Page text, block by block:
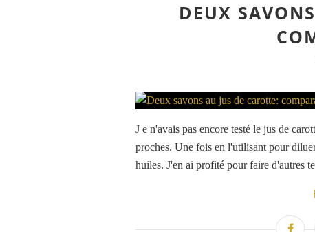
DEUX
J e n'avais pas encore testé le jus de
proches. Une fois en l'utilisant pour
huiles. J'en ai profité pour faire d'autres